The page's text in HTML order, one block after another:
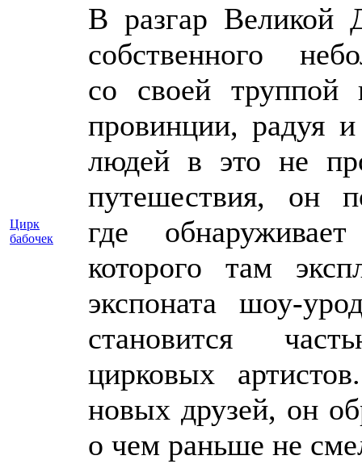
Цирк
бабочек
В разгар Великой
собственного
со своей труппой
провинции, радуя
людей в это не
путешествия, он
где
которого там
экспоната шоу-
становится
цирковых
новых друзей, он
о чем раньше не